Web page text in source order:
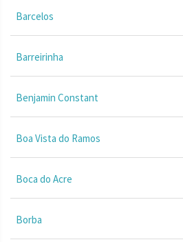
Barcelos
Barreirinha
Benjamin Constant
Boa Vista do Ramos
Boca do Acre
Borba